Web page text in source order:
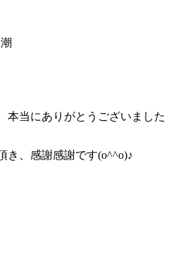
本当にありがとうございました
き、感謝感謝です(o^^o)♪